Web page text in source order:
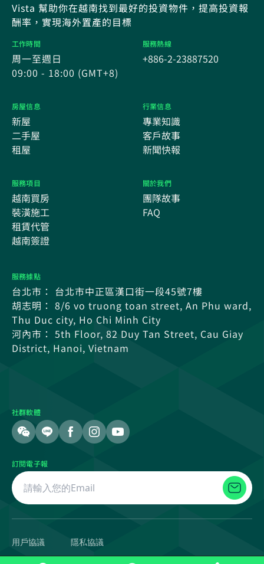
Vista 幫助你在越南找到最好的投資物件，提高投資報
酬率，實現海外置產的目標
工作時間
周一至週日
09:00 - 18:00 (GMT+8)
服務熱線
+886-2-23887520
房屋信息
新屋
二手屋
租屋
行業信息
專業知識
客戶故事
新聞快報
服務項目
越南買房
裝潢施工
租賃代管
越南簽證
關於我們
團隊故事
FAQ
服務據點
台北市： 台北市中正區漢口街一段45號7樓
胡志明： 8/6 vo truong toan street, An Phu ward,
Thu Duc city, Ho Chi Minh City
河內市： 5th Floor, 82 Duy Tan Street, Cau Giay
District, Hanoi, Vietnam
社群軟體
訂閱電子報
用戶協議 隱私協議